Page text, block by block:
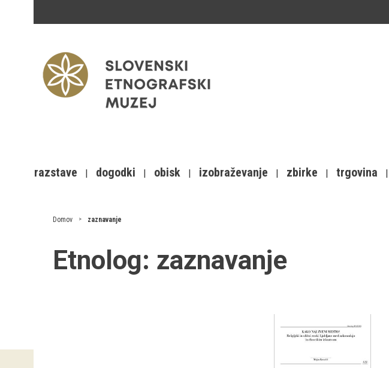
razstave dogodki obisk izobraževanje zbirke trgovina
Domov zaznavanje
Etnolog: zaznavanje